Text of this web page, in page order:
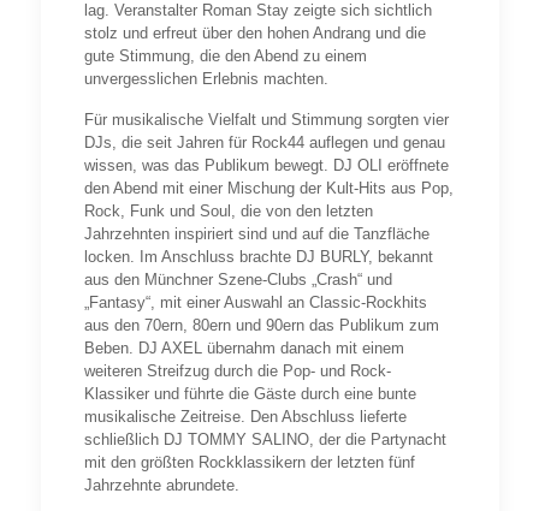
lag. Veranstalter Roman Stay zeigte sich sichtlich
stolz und erfreut über den hohen Andrang und die
gute Stimmung, die den Abend zu einem
unvergesslichen Erlebnis machten.
Für musikalische Vielfalt und Stimmung sorgten vier
DJs, die seit Jahren für Rock44 auflegen und genau
wissen, was das Publikum bewegt. DJ OLI eröffnete
den Abend mit einer Mischung der Kult-Hits aus Pop,
Rock, Funk und Soul, die von den letzten
Jahrzehnten inspiriert sind und auf die Tanzfläche
locken. Im Anschluss brachte DJ BURLY, bekannt
aus den Münchner Szene-Clubs „Crash“ und
„Fantasy“, mit einer Auswahl an Classic-Rockhits
aus den 70ern, 80ern und 90ern das Publikum zum
Beben. DJ AXEL übernahm danach mit einem
weiteren Streifzug durch die Pop- und Rock-
Klassiker und führte die Gäste durch eine bunte
musikalische Zeitreise. Den Abschluss lieferte
schließlich DJ TOMMY SALINO, der die Partynacht
mit den größten Rockklassikern der letzten fünf
Jahrzehnte abrundete.